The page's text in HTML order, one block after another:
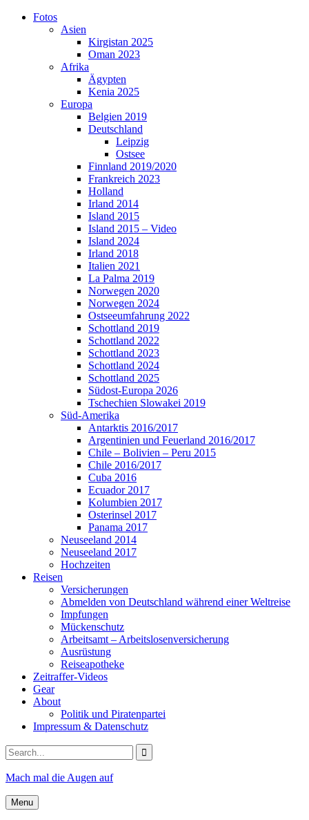
Skip
Fotos
Asien
Kirgistan 2025
Oman 2023
Afrika
Ägypten
Kenia 2025
Europa
Belgien 2019
Deutschland
Leipzig
Ostsee
Finnland 2019/2020
Frankreich 2023
Holland
Irland 2014
Island 2015
Island 2015 – Video
Island 2024
Irland 2018
Italien 2021
La Palma 2019
Norwegen 2020
Norwegen 2024
Ostseeumfahrung 2022
Schottland 2019
Schottland 2022
Schottland 2023
Schottland 2024
Schottland 2025
Südost-Europa 2026
Tschechien Slowakei 2019
Süd-Amerika
Antarktis 2016/2017
Argentinien und Feuerland 2016/2017
Chile – Bolivien – Peru 2015
Chile 2016/2017
Cuba 2016
Ecuador 2017
Kolumbien 2017
Osterinsel 2017
Panama 2017
Neuseeland 2014
Neuseeland 2017
Hochzeiten
Reisen
Versicherungen
Abmelden von Deutschland während einer Weltreise
Impfungen
Mückenschutz
Arbeitsamt – Arbeitslosenversicherung
Ausrüstung
Reiseapotheke
Zeitraffer-Videos
Gear
About
Politik und Piratenpartei
Impressum & Datenschutz
Search
for:
Mach mal die Augen auf
Menu